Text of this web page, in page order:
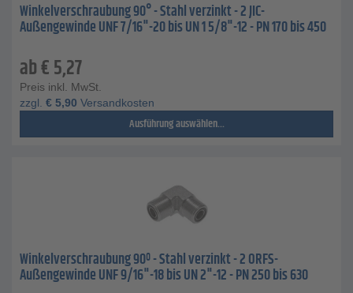
Winkelverschraubung 90° - Stahl verzinkt - 2 JIC-
Außengewinde UNF 7/16"-20 bis UN 1 5/8"-12 - PN 170 bis 450
ab€5,27
Preis inkl. MwSt.
zzgl. € 5,90 Versandkosten
Ausführung auswählen...
Winkelverschraubung 90º - Stahl verzinkt - 2 ORFS-
Außengewinde UNF 9/16"-18 bis UN 2"-12 - PN 250 bis 630